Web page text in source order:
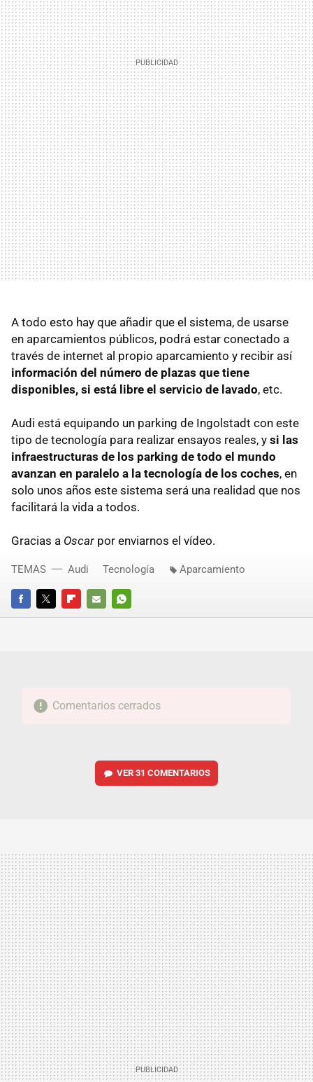
A todo esto hay que añadir que el sistema, de usarse
en aparcamientos públicos, podrá estar conectado a
través de internet al propio aparcamiento y recibir así
información del número de plazas que tiene
disponibles, si está libre el servicio de lavado, etc.
Audi está equipando un parking de Ingolstadt con este
tipo de tecnología para realizar ensayos reales, y si las
infraestructuras de los parking de todo el mundo
avanzan en paralelo a la tecnología de los coches, en
solo unos años este sistema será una realidad que nos
facilitará la vida a todos.
Gracias a Oscar por enviarnos el vídeo.
FACEBOOKTWITTERFLIPBOARD
E-
WHATSAPP
TEMAS Audi Tecnología Aparcamiento
Comentarios cerrados
VER 31 COMENTARIOS